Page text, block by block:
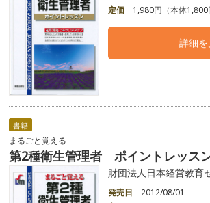
定価
1,980円（本体1,800
詳細を
書籍
まるごと覚える
第2種衛生管理者 ポイントレッス
財団法人日本経営教育
発売日
2012/08/01